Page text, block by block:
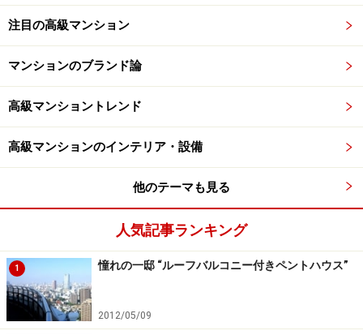
「中目黒」駅前にタワーマンションが誕生する。地上45
階建て、総戸数495戸の本格派タワーマンション。売主
は旭化成ホームズ。希少な都心駅前の再開発だ。
http://www.31sumai.com/yahoo/A7208
（仮称）麻布十番タワープロジェクト
地下鉄「麻布十番」駅徒歩3分。36階建て、総戸数440戸
のタワーマンションが誕生。完成は平成22年5月予定。
http://www.31sumai.com/yahoo/X9904
注目の高級マンション
マンションのブランド論
高級マンショントレンド
高級マンションのインテリア・設備
他のテーマも見る
人気記事ランキング
1 憧れの一邸 “ルーフバルコニー付きペントハウス”
2012/05/09